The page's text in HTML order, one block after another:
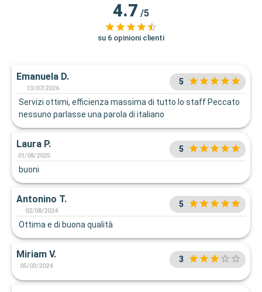
4.7 /5
su 6 opinioni clienti
Emanuela D.
13/07/2026
5
Servizi ottimi, efficienza massima di tutto lo staff Peccato
nessuno parlasse una parola di italiano
Laura P.
01/08/2025
5
buoni
Antonino T.
02/08/2024
5
Ottima e di buona qualità
Miriam V.
05/03/2024
3